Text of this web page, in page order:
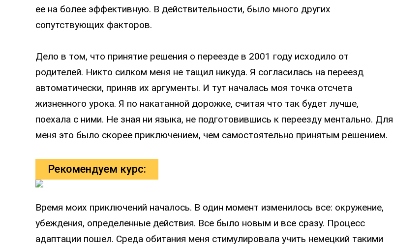
ее на более эффективную. В действительности, было много других
сопутствующих факторов.
Дело в том, что принятие решения о переезде в 2001 году исходило от
родителей. Никто силком меня не тащил никуда. Я согласилась на переезд
автоматически, приняв их аргументы. И тут началась моя точка отсчета
жизненного урока. Я по накатанной дорожке, считая что так будет лучше,
поехала с ними. Не зная ни языка, не подготовившись к переезду ментально. Для
меня это было скорее приключением, чем самостоятельно принятым решением.
Рекомендуем курс:
Время моих приключений началось. В один момент изменилось все: окружение,
убеждения, определенные действия. Все было новым и все сразу. Процесс
адаптации пошел. Среда обитания меня стимулировала учить немецкий такими